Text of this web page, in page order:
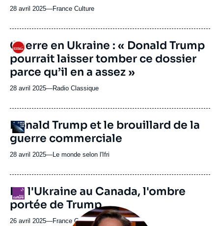
28 avril 2025—Nom
journal,
ou
émission
France Culture
Logo
URL
de
Spotify
Guerre en Ukraine : « Donald Trump
pourrait laisser tomber ce dossier
parce qu’il en a assez »
28 avril 2025—Nom
journal,
ou
émission
Radio Classique
Logo
URL
de
Spotify
Donald Trump et le brouillard de la
guerre commerciale
28 avril 2025—Nom
journal,
ou
émission
Le monde selon l'Ifri
Logo
De l'Ukraine au Canada, l'ombre
portée de Trump
26 avril 2025—Nom
France Culture
Image
principale